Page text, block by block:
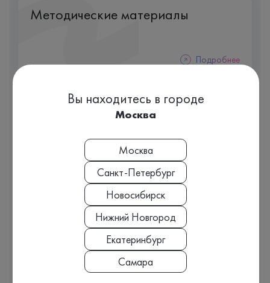
Методические материалы
Подробнее
Мы — лаборатория персональной диагностики Chromolab.
Вооружившись самым точным и современным методом
лабораторных исследований — хромато-масс-
спектрометрией — мы предоставляем нашим клиентам
научную точность и мировой стандарт качества анализов.
Вы находитесь в городе
Москва
Москва
Санкт-Петербург
Новосибирск
Нижний Новгород
Екатеринбург
Самара